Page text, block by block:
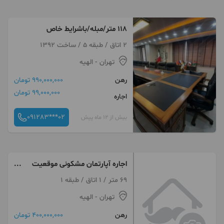
۱۱۸ متر/مبله/باشرایط خاص
2 اتاق / طبقه 5 / ساخت 1392
تهران - الهیه
رهن
990,000,000 تومان
اجاره
99,000,000 تومان
بیش از 12 ماه پیش 091283***02
اجاره آپارتمان مشکونی موقعیت
اداری
69 متر / 1 اتاق / طبقه 1
تهران - الهیه
رهن
400,000,000 تومان